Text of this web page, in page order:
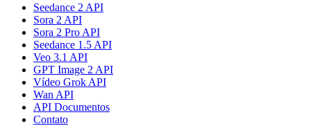
Seedance 2 API
Sora 2 API
Sora 2 Pro API
Seedance 1.5 API
Veo 3.1 API
GPT Image 2 API
Vídeo Grok API
Wan API
API Documentos
Contato